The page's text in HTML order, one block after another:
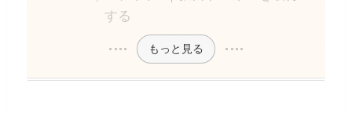
する
もっと見る